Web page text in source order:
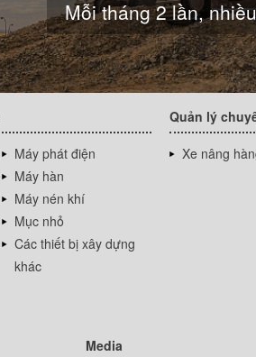
Mỗi tháng 2 lần,
Máy phát điện
Máy hàn
Máy nén khí
Mục nhỏ
Các thiết bị xây dựng
khác
Quản lý
Xe nâng
Media